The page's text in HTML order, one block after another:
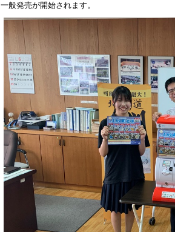
一般発売が開始されます。